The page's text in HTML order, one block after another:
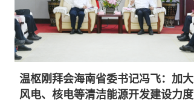
温枢刚拜会海南省委书记冯飞：加大
风电、核电等清洁能源开发建设力度